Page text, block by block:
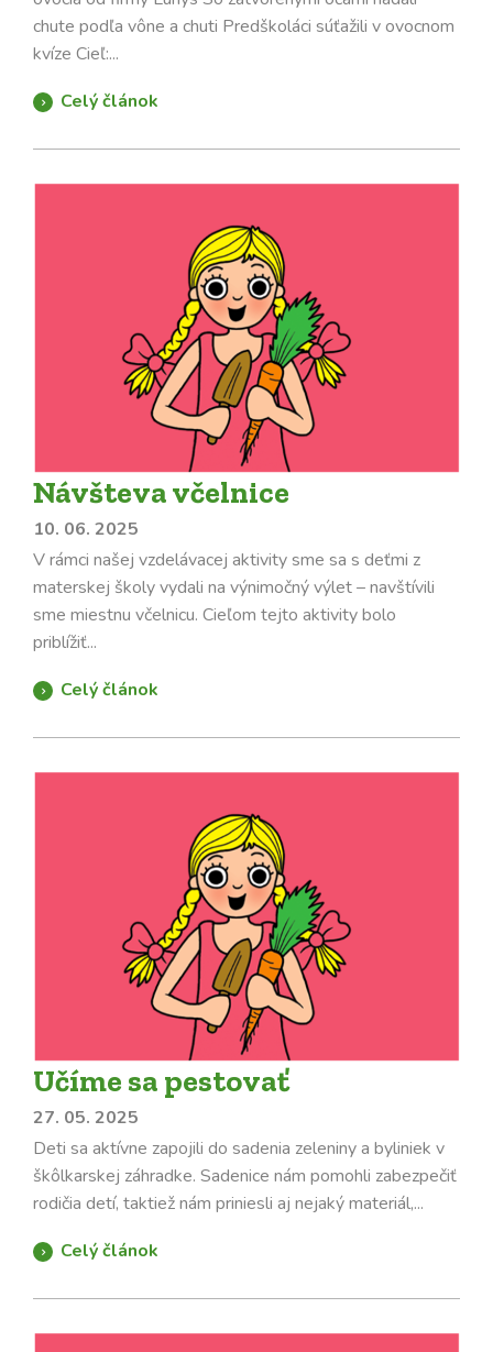
chute podľa vône a chuti Predškoláci súťažili v ovocnom
kvíze Cieľ:...
Celý článok
Návšteva včelnice
10. 06. 2025
V rámci našej vzdelávacej aktivity sme sa s deťmi z
materskej školy vydali na výnimočný výlet – navštívili
sme miestnu včelnicu. Cieľom tejto aktivity bolo
priblížiť...
Celý článok
Učíme sa pestovať
27. 05. 2025
Deti sa aktívne zapojili do sadenia zeleniny a byliniek v
škôlkarskej záhradke. Sadenice nám pomohli zabezpečiť
rodičia detí, taktiež nám priniesli aj nejaký materiál,...
Celý článok